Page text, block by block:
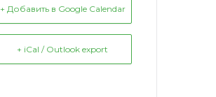
+ Добавить в Google Calendar
+ iCal / Outlook export